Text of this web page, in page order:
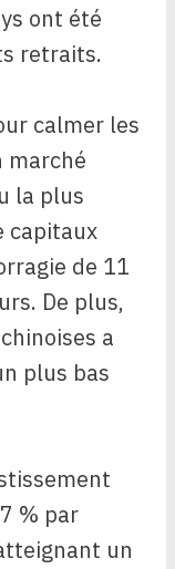
ont été
retraits.
calmer les
marché
la plus
capitaux
de 11
De plus,
a
plus bas
% par
un